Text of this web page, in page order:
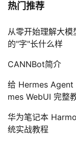
热门推荐
从零开始理解大
的"字"长什么样
CANNBot简介
给 Hermes Agent
mes WebUI 完整
华为笔记本
统实战教程